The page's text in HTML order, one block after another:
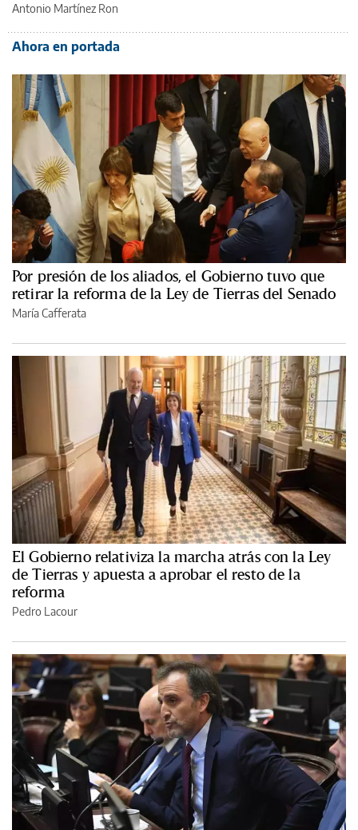
Antonio Martínez Ron
Ahora en portada
Por presión de los aliados, el Gobierno tuvo que
retirar la reforma de la Ley de Tierras del Senado
María Cafferata
El Gobierno relativiza la marcha atrás con la Ley
de Tierras y apuesta a aprobar el resto de la
reforma
Pedro Lacour